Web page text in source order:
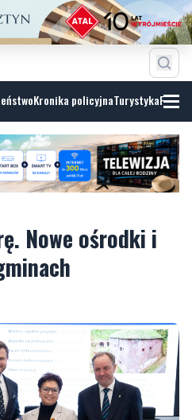
Kronika policyjnaTurystyka
Nowe ośrodki i